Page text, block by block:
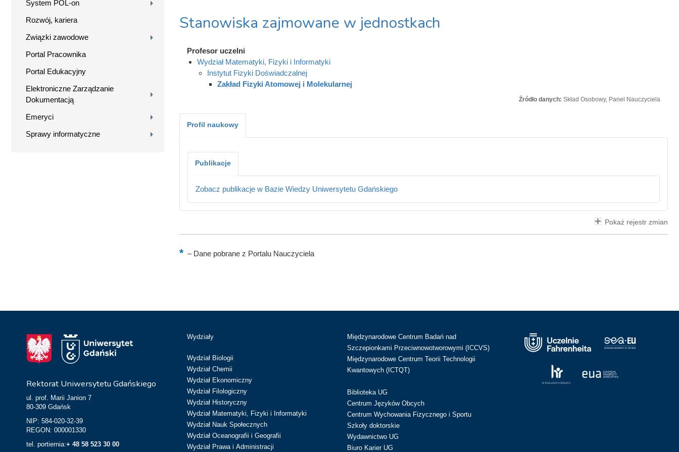
System POL-on
Rozwój, kariera
Związki zawodowe
Portal Pracownika
Portal Edukacyjny
Elektroniczne Zarządzanie
Dokumentacją
Emeryci
Sprawy informatyczne
Stanowiska zajmowane w jednostkach
Profesor uczelni
Wydział Matematyki, Fizyki i Informatyki
Instytut Fizyki Doświadczalnej
Zakład Fizyki Atomowej i Molekularnej
Źródło danych: Skład Osobowy, Panel Nauczyciela
Profil naukowy
Publikacje
Zobacz publikacje w Bazie Wiedzy Uniwersytetu Gdańskiego
Pokaż rejestr zmian
–Dane pobrane z Portalu Nauczyciela
Rektorat Uniwersytetu Gdańskiego
ul. prof. Marii Janion 7
80-309 Gdańsk
NIP: 584-020-32-39
REGON: 000001330
tel. portiernia:+ 48 58 523 30 00
Wydziały
Wydział Biologii
Wydział Chemii
Wydział Ekonomiczny
Wydział Filologiczny
Wydział Historyczny
Wydział Matematyki, Fizyki i Informatyki
Wydział Nauk Społecznych
Wydział Oceanografii i Geografii
Wydział Prawa i Administracji
Międzynarodowe Centrum Badań nad
Szczepionkami Przeciwnowotworowymi (ICCVS)
Międzynarodowe Centrum Teorii Technologii
Kwantowych (ICTQT)
Biblioteka UG
Centrum Języków Obcych
Centrum Wychowania Fizycznego i Sportu
Szkoły doktorskie
Wydawnictwo UG
Biuro Karier UG